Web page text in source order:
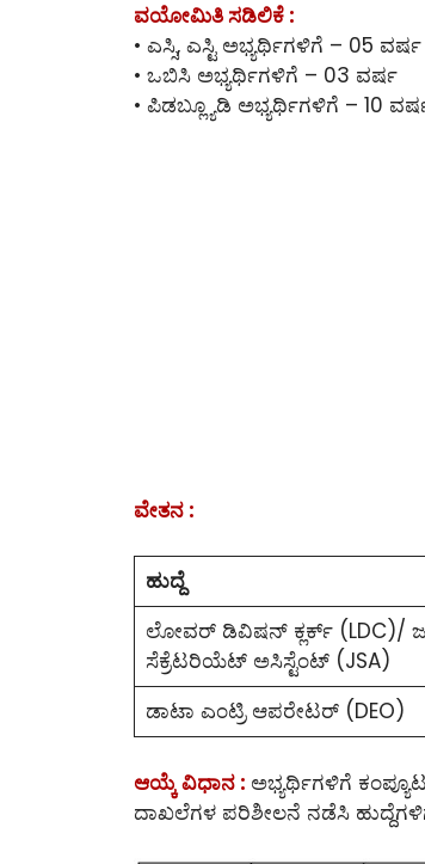
ವಯೋಮಿತಿ ಸಡಿಲಿಕೆ :
• ಎಸ್ಸಿ, ಎಸ್ಟಿ ಅಭ್ಯರ್ಥಿಗಳಿಗೆ – 05 ವರ್ಷ
• ಒಬಿಸಿ ಅಭ್ಯರ್ಥಿಗಳಿಗೆ – 03 ವರ್ಷ
• ಪಿಡಬ್ಲ್ಯೂಡಿ ಅಭ್ಯರ್ಥಿಗಳಿಗೆ – 10
ವೇತನ :
ಹುದ್ದೆ
ಲೋವರ್ ಡಿವಿಷನ್ ಕ್ಲರ್ಕ್ (LDC)/
ಸೆಕ್ರೆಟರಿಯೆಟ್ ಅಸಿಸ್ಟೆಂಟ್ (JSA)
ಡಾಟಾ ಎಂಟ್ರಿ ಆಪರೇಟರ್ (DEO)
ಆಯ್ಕೆ ವಿಧಾನ : ಅಭ್ಯರ್ಥಿಗಳಿಗೆ
ದಾಖಲೆಗಳ ಪರಿಶೀಲನೆ ನಡೆಸಿ